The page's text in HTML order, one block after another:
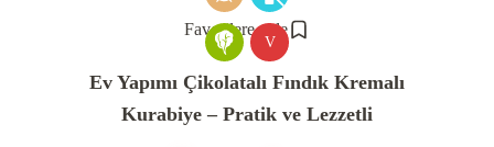
Favorilere ekle
V
Ev Yapımı Çikolatalı Fındık Kremalı
Kurabiye – Pratik ve Lezzetli